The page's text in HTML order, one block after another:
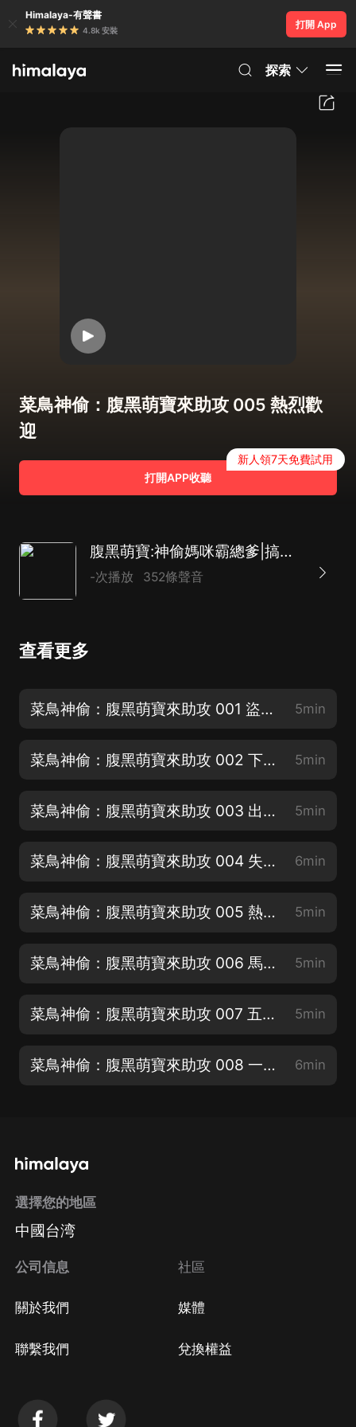
Himalaya-有聲書
4.8k 安裝
打開 App
探索
菜鳥神偷：腹黑萌寶來助攻 005 熱烈歡
迎
打開APP收聽
新人領7天免費試用
腹黑萌寶:神偷媽咪霸總爹|搞笑甜寵|霸道總裁|商戰|現言
-次播放 352條聲音
查看更多
菜鳥神偷：腹黑萌寶來助攻 001 盜遍天下無敵手 5min
菜鳥神偷：腹黑萌寶來助攻 002 下三濫的手段 5min
菜鳥神偷：腹黑萌寶來助攻 003 出師未捷先失身 5min
菜鳥神偷：腹黑萌寶來助攻 004 失敗而歸 6min
菜鳥神偷：腹黑萌寶來助攻 005 熱烈歡迎 5min
菜鳥神偷：腹黑萌寶來助攻 006 馬屁拍在馬腿上 5min
菜鳥神偷：腹黑萌寶來助攻 007 五百萬贖回菜鳥神偷 5min
菜鳥神偷：腹黑萌寶來助攻 008 一雪前恥的任務 6min
選擇您的地區
中國台湾
公司信息
關於我們
聯繫我們
社區
媒體
兌換權益